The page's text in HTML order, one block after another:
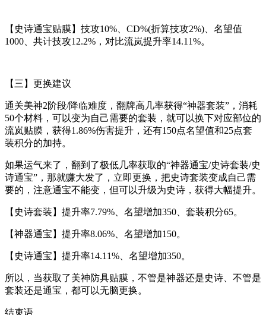
【史诗通宝贴膜】技攻10%、CD%(折算技攻2%)、名望值
1000、共计技攻12.2%，对比流岚提升率14.11%。
【三】更换建议
通关美神2阶段/降临难度，翻牌高几率获得“神器套装”，消耗
50个材料，可以变为自己需要的套装，就可以换下对应部位的
流岚贴膜，获得1.86%伤害提升，还有150点名望值和25点套
装积分的加持。
如果运气来了，翻到了极低几率获取的“神器通宝/史诗套装/史
诗通宝”，那就赚大发了，立即更换，把史诗套装变成自己需
要的，注意通宝不能变，但可以升级为史诗，获得大幅提升。
【史诗套装】提升率7.79%、名望增加350、套装积分65。
【神器通宝】提升率8.06%、名望增加150。
【史诗通宝】提升率14.11%、名望增加350。
所以，当获取了美神防具贴膜，不管是神器还是史诗、不管是
套装还是通宝，都可以无脑更换。
结束语